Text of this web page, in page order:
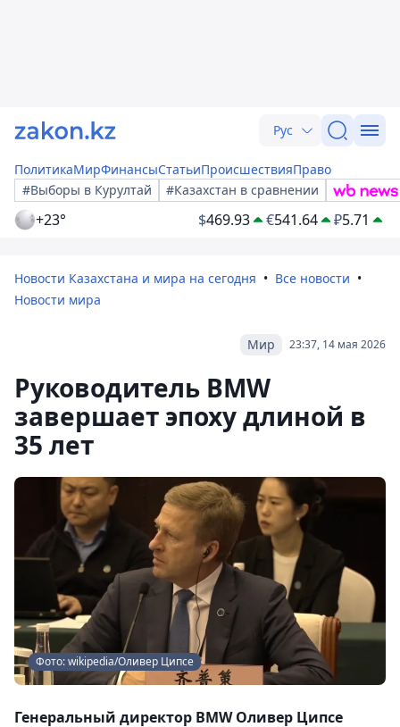
Рус
ПолитикаМирФинансыСтатьиПроисшествияПраво
#Выборы в Курултай
#Казахстан в сравнении
+23° $469.93 €541.64 ₽5.71
Новости Казахстана и мира на сегодня
Все новости
Новости мира
23:37, 14 мая 2026
Мир
Руководитель BMW
завершает эпоху длиной в
35 лет
Фото: wikipedia/Оливер Ципсе
Генеральный директор BMW Оливер Ципсе